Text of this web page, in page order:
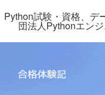
Python試験・資格、デ
団法人Pythonエン